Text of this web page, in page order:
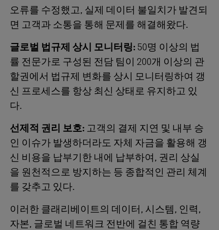
오류를 수정했고, 실제 데이터 불일치가 발견되
면 고객과 소통을 통해 문제를 해결해왔다.
글로벌 법규제 상시 모니터링: 50명 이상의 법
률 전문가로 구성된 전담 팀이 200개 이상의 관
할권에서 법규제 변화를 상시 모니터링하여 갱
신 프로세스를 항상 최신 상태로 유지하고 있
다.
선제적 권리 보호: 고객의 결제 지연 및 내부 승
인 이슈가 발생하더라도 자체 자금을 활용해 갱
신 비용을 납부기한 내에 납부하여, 권리 상실
을 원천적으로 방지하는 등 종합적인 관리 체계
를 갖추고 있다.
이러한 클래리베이트의 데이터, 시스템, 인력,
자본, 글로벌 네트워크 전반에 걸친 통합 역량